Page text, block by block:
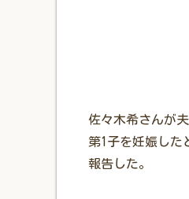
佐々木希さんが
第1子を妊娠した
報告した。